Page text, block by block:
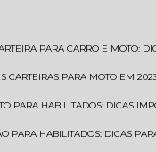
PARA CARRO E MOTO:
CARTEIRAS PARA MOTO EM
PARA HABILITADOS: DICAS
PARA HABILITADOS: DICAS